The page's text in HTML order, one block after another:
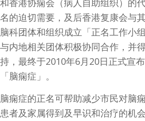
和香港协痫会（病人自助组织）的
名的迫切需要，及后香港复康会与
脑科团体和组织成立「正名工作小
与内地相关团体积极协同合作，并
持，最终于2010年6月20日正式宣
「脑痫症」。
脑痫症的正名可帮助减少市民对脑
患者及家属得到及早识和治疗的机